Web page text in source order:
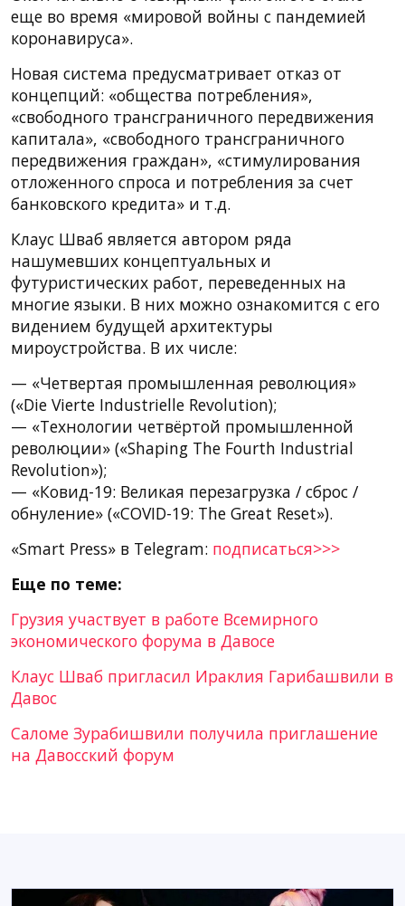
еще во время «мировой войны с пандемией
коронавируса».
Новая система предусматривает отказ от
концепций: «общества потребления»,
«свободного трансграничного передвижения
капитала», «свободного трансграничного
передвижения граждан», «стимулирования
отложенного спроса и потребления за счет
банковского кредита» и т.д.
Клаус Шваб является автором ряда
нашумевших концептуальных и
футуристических работ, переведенных на
многие языки. В них можно ознакомится с его
видением будущей архитектуры
мироустройства. В их числе:
— «Четвертая промышленная революция»
(«Die Vierte Industrielle Revolution);
— «Технологии четвёртой промышленной
революции» («Shaping The Fourth Industrial
Revolution»);
— «Ковид-19: Великая перезагрузка / сброс /
обнуление» («COVID-19: The Great Reset»).
«Smart Press» в Telegram: подписаться>>>
Еще по теме:
Грузия участвует в работе Всемирного
экономического форума в Давосе
Клаус Шваб пригласил Ираклия Гарибашвили в
Давос
Саломе Зурабишвили получила приглашение
на Давосский форум